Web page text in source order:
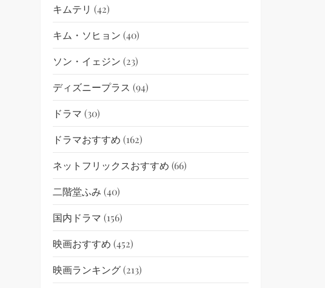
キムテリ (42)
キム・ソヒョン (40)
ソン・イェジン (23)
ディズニープラス (94)
ドラマ (30)
ドラマおすすめ (162)
ネットフリックスおすすめ (66)
二階堂ふみ (40)
国内ドラマ (156)
映画おすすめ (452)
映画ランキング(213)